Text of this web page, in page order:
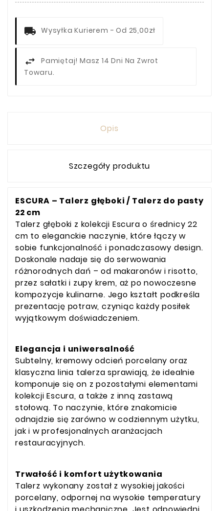
Wysyłka Kurierem - Od 25,00zł
Pamiętaj! Masz 14 Dni Na Zwrot
Towaru.
Opis
Szczegóły produktu
ESCURA – Talerz głęboki / Talerz do pasty
22 cm
Talerz głęboki z kolekcji Escura o średnicy 22
cm to eleganckie naczynie, które łączy w
sobie funkcjonalność i ponadczasowy design.
Doskonale nadaje się do serwowania
różnorodnych dań – od makaronów i risotto,
przez sałatki i zupy krem, aż po nowoczesne
kompozycje kulinarne. Jego kształt podkreśla
prezentację potraw, czyniąc każdy posiłek
wyjątkowym doświadczeniem.
Elegancja i uniwersalność
Subtelny, kremowy odcień porcelany oraz
klasyczna linia talerza sprawiają, że idealnie
komponuje się on z pozostałymi elementami
kolekcji Escura, a także z inną zastawą
stołową. To naczynie, które znakomicie
odnajdzie się zarówno w codziennym użytku,
jak i w profesjonalnych aranżacjach
restauracyjnych.
Trwałość i komfort użytkowania
Talerz wykonany został z wysokiej jakości
porcelany, odpornej na wysokie temperatury